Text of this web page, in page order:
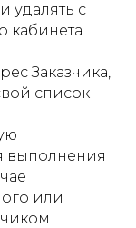
удалять с
кабинета
Заказчика,
список
выполнения
или